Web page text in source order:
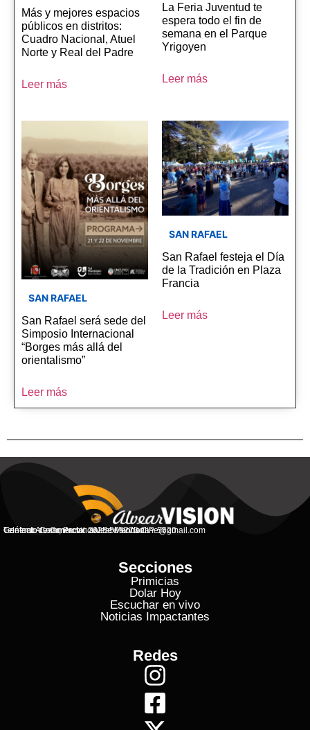
Más y mejores espacios
públicos en distritos:
Cuadro Nacional, Atuel
Norte y Real del Padre
Leer más
La Feria Juventud te
espera todo el fin de
semana en el Parque
Yrigoyen
Leer más
SAN RAFAEL
San Rafael será sede del
Simposio Internacional
“Borges más allá del
orientalismo”
Leer más
SAN RAFAEL
San Rafael festeja el Día
de la Tradición en Plaza
Francia
Leer más
General Alvear, Provincial de Mendoza
Contacto Commercial: alvearvisionanline@gmail.com
Teléfono de Contacto: 2625 506273 C.P. 5620
Secciones
Primicias
Dolar Hoy
Escuchar en vivo
Noticias Impactantes
Redes